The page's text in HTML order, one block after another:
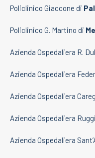
Policlinico Giaccone di
Policlinico G. Martino di
Azienda Ospedaliera R.
Azienda Ospedaliera
Azienda Ospedaliera
Azienda Ospedaliera
Azienda Ospedaliera